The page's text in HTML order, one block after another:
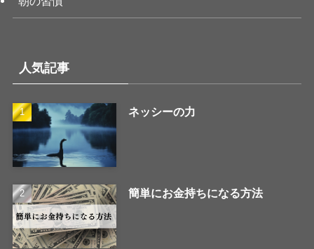
人気記事
ネッシーの力
簡単にお金持ちになる方法